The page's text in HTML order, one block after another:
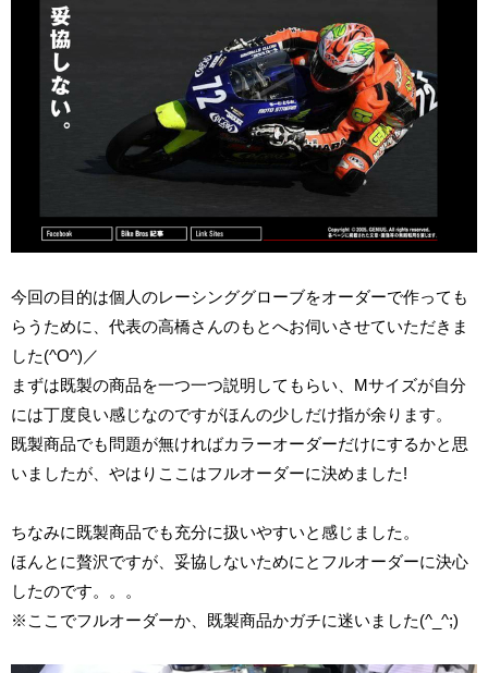
今回の目的は個人のレーシンググローブをオーダーで作っても
らうために、代表の高橋さんのもとへお伺いさせていただきま
した(^O^)／
まずは既製の商品を一つ一つ説明してもらい、Mサイズが自分
には丁度良い感じなのですがほんの少しだけ指が余ります。
既製商品でも問題が無ければカラーオーダーだけにするかと思
いましたが、やはりここはフルオーダーに決めました!
ちなみに既製商品でも充分に扱いやすいと感じました。
ほんとに贅沢ですが、妥協しないためにとフルオーダーに決心
したのです。。。
※ここでフルオーダーか、既製商品かガチに迷いました(^_^;)